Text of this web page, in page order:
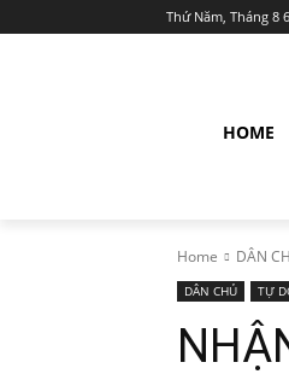
Thứ Năm, Tháng 8
HOME
Home DÂN
DÂN CHỦ TỰ